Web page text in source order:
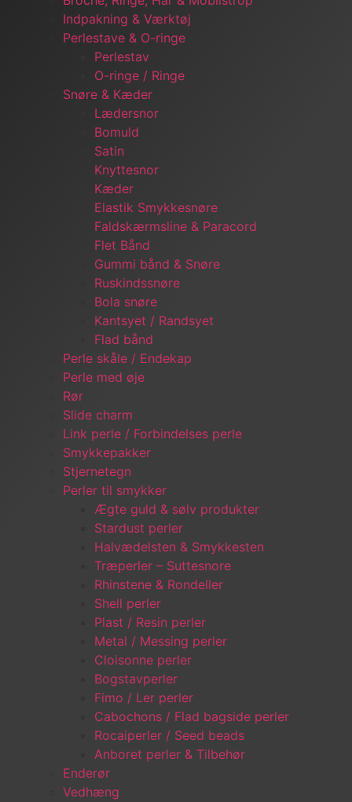
Indpakning & Værktøj
Perlestave & O-ringe
Perlestav
O-ringe / Ringe
Snøre & Kæder
Lædersnor
Bomuld
Satin
Knyttesnor
Kæder
Elastik Smykkesnøre
Faldskærmsline & Paracord
Flet Bånd
Gummi bånd & Snøre
Ruskindssnøre
Bola snøre
Kantsyet / Randsyet
Flad bånd
Perle skåle / Endekap
Perle med øje
Rør
Slide charm
Link perle / Forbindelses perle
Smykkepakker
Stjernetegn
Perler til smykker
Ægte guld & sølv produkter
Stardust perler
Halvædelsten & Smykkesten
Træperler – Suttesnore
Rhinstene & Rondeller
Shell perler
Plast / Resin perler
Metal / Messing perler
Cloisonne perler
Bogstavperler
Fimo / Ler perler
Cabochons / Flad bagside perler
Rocaiperler / Seed beads
Anboret perler & Tilbehør
Enderør
Vedhæng